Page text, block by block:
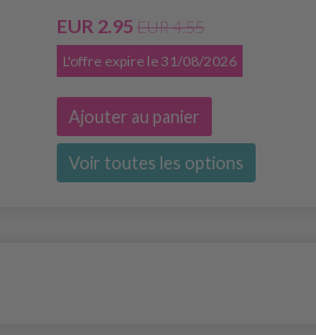
EUR 2.95 EUR 4.55
L'offre expire le 31/08/2026
Ajouter au panier
Voir toutes les options